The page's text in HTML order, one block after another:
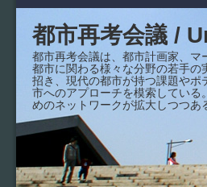
都市再考会議 /
都市再考会議は、都市計画家、
都市に関わる様々な分野の若手
招き、現代の都市が持つ課題や
市へのアプローチを模索してい
めのネットワークが拡大しつつあ